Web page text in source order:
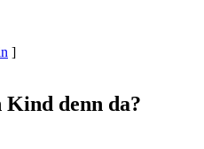
]
Kind denn da?